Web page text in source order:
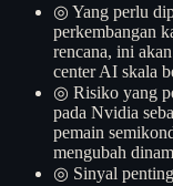
◎ Yang perlu
perkembangan
rencana, ini
center AI skala
◎ Risiko yang
pada Nvidia
pemain
mengubah
◎ Sinyal